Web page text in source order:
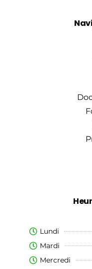
Lundi
Mardi
Mercredi